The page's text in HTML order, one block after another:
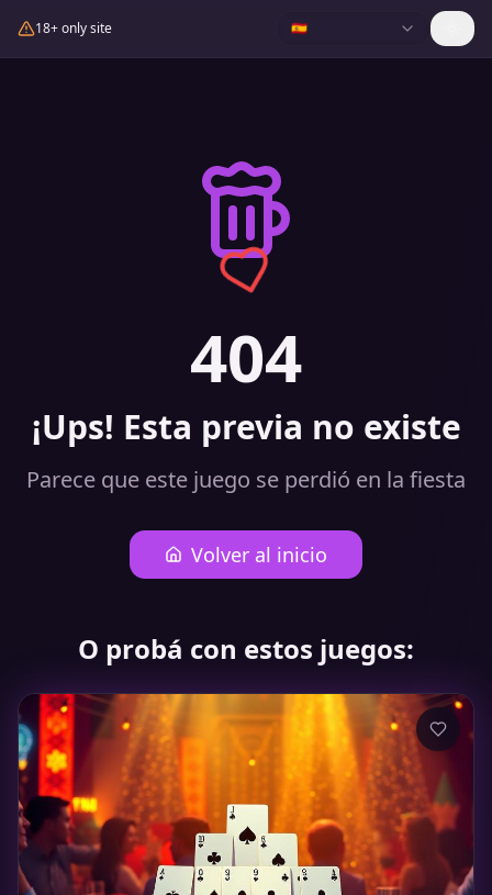
18+ only site 🇪🇸
404
¡Ups! Esta previa no existe
Parece que este juego se perdió en la fiesta
Volver al inicio
O probá con estos juegos: